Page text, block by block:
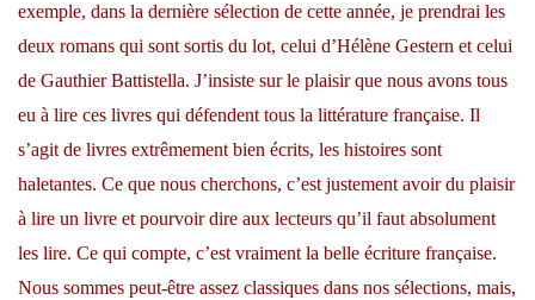
exemple, dans la dernière sélection de cette année, je prendrai les
deux romans qui sont sortis du lot, celui d’Hélène Gestern et celui
de Gauthier Battistella. J’insiste sur le plaisir que nous avons tous
eu à lire ces livres qui défendent tous la littérature française. Il
s’agit de livres extrêmement bien écrits, les histoires sont
haletantes. Ce que nous cherchons, c’est justement avoir du plaisir
à lire un livre et pourvoir dire aux lecteurs qu’il faut absolument
les lire. Ce qui compte, c’est vraiment la belle écriture française.
Nous sommes peut-être assez classiques dans nos sélections, mais,